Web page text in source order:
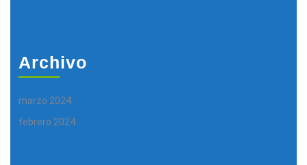
Archivo
marzo 2024
febrero 2024